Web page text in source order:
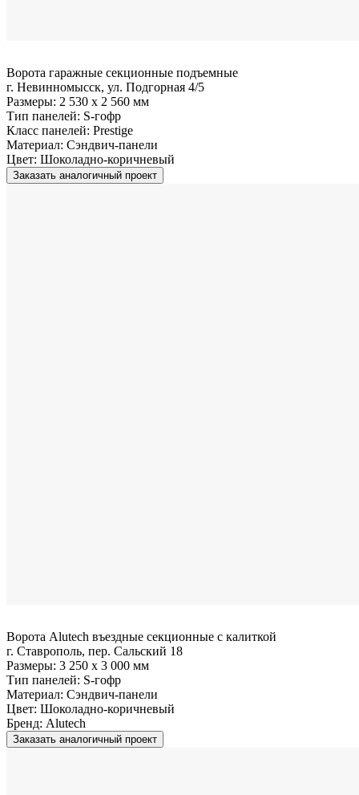
Ворота гаражные секционные подъемные
г. Невинномысск, ул. Подгорная 4/5
Размеры: 2 530 x 2 560 мм
Тип панелей: S-гофр
Класс панелей: Prestige
Материал: Сэндвич-панели
Цвет: Шоколадно-коричневый
Заказать аналогичный проект
Ворота Alutech въездные секционные с калиткой
г. Ставрополь, пер. Сальский 18
Размеры: 3 250 x 3 000 мм
Тип панелей: S-гофр
Материал: Сэндвич-панели
Цвет: Шоколадно-коричневый
Бренд: Alutech
Заказать аналогичный проект